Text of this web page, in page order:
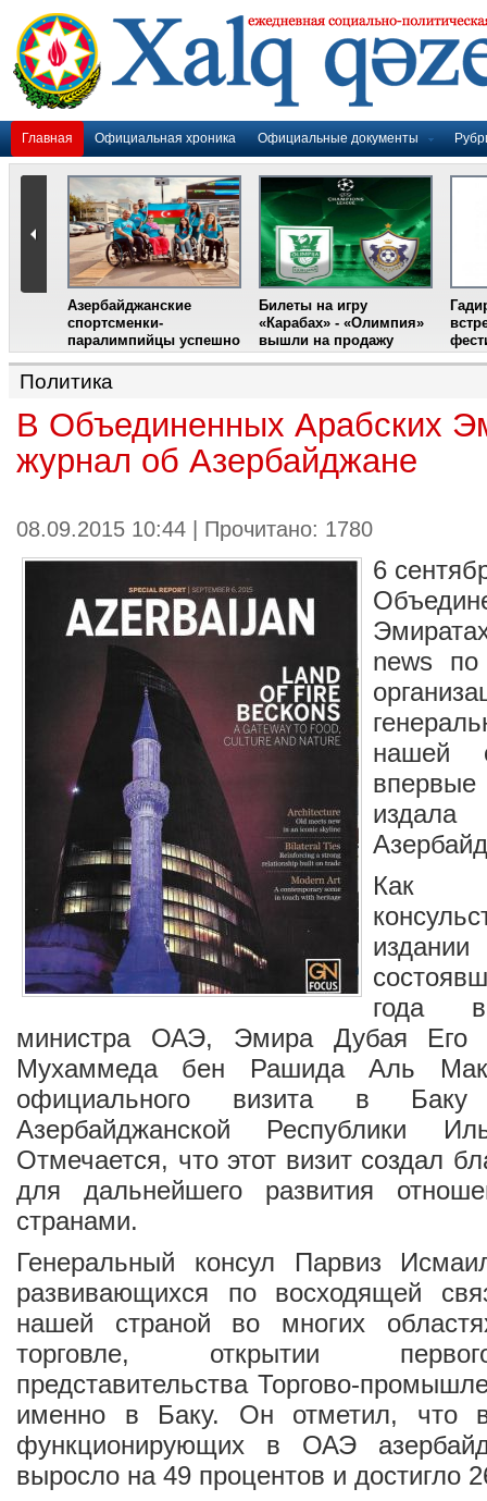
Главная Официальная хроника Официальные документы
Азербайджанские
спортсменки-
паралимпийцы успешно
выступили на III
Международном
фестивале парашютного
спорта
Билеты на игру
«Карабах» - «Олимпия»
вышли на продажу
Политика
В Объединенных Арабских
журнал об Азербайджане
08.09.2015 10:44 | Прочитано: 1780
6
news
нашей
Как
года
министра ОАЭ, Эмира Дубая Его
Мухаммеда бен Рашида Аль
официального визита в
Азербайджанской Республики
Отмечается, что этот визит создал
для дальнейшего развития
странами.
Генеральный консул Парвиз
развивающихся по восходящей
нашей страной во многих
торговле, открытии
представительства Торгово-
именно в Баку. Он отметил, что
функционирующих в ОАЭ
выросло на 49 процентов и достигло